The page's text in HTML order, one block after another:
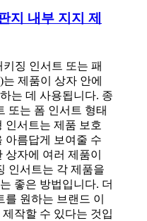
지 내부 지지 제
징 인서트 또는 패
제품이 상자 안에
는 데 사용됩니다. 종
또는 폼 인서트 형태
인서트는 제품 보호
아름답게 보여줄 수
자에 여러 제품이
인서트는 각 제품을
좋은 방법입니다. 더
원하는 브랜드 이
작할 수 있다는 것입